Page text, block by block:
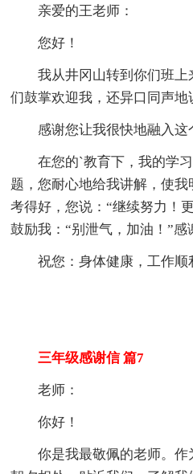
亲爱的王老师：
您好！
我从井冈山转到你们班
们鼓掌欢迎我，还异口同声地
感谢您让我很快地融入这
在您的`教育下，我的学
题，您耐心地给我讲解，使
考得好，您说：“继续努力！
鼓励我：“别泄气，加油！”感
祝您：身体健康，工作顺
三年级感谢信 篇7
老师：
你好！
你是我最敬佩的老师。